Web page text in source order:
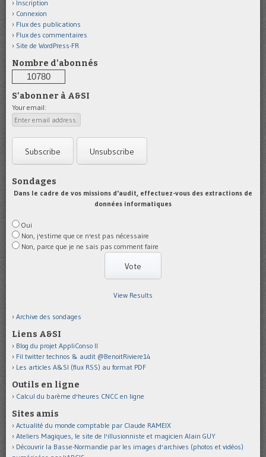
Inscription
Connexion
Flux des publications
Flux des commentaires
Site de WordPress-FR
Nombre d'abonnés
10780
S'abonner à A&SI
Your email:
Sondages
Dans le cadre de vos missions d'audit, effectuez-vous des extractions de
données informatiques
Oui
Non, j'estime que ce n'est pas nécessaire
Non, parce que je ne sais pas comment faire
View Results
Archive des sondages
Liens A&SI
Blog du projet AppliConso II
Fil twitter technos & audit @BenoitRiviere14
Les articles A&SI (flux RSS) au format PDF
Outils en ligne
Calcul du barème d'heures CNCC en ligne
Sites amis
Actualité du monde comptable par Claude RAMEIX
Ateliers Magiques, le site de l'illusionniste et magicien Alain GUY
Découvrir la Basse-Normandie par les images d'archives (photos et vidéos)